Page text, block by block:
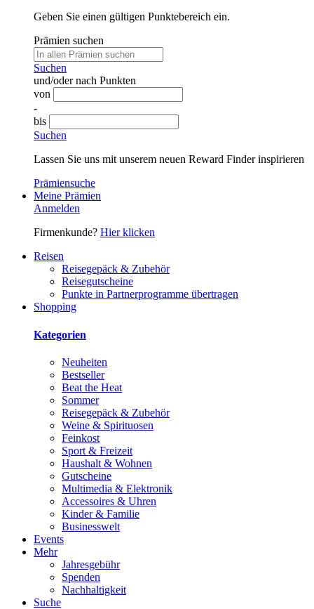
Geben Sie einen gültigen Punktebereich ein.
Prämien suchen
Suchen
und/oder nach Punkten
von
-
bis
Suchen
Lassen Sie uns mit unserem neuen Reward Finder inspirieren
Prämiensuche
Meine Prämien
Anmelden
Firmenkunde? Hier klicken
Reisen
Reisegepäck & Zubehör
Reisegutscheine
Punkte in Partnerprogramme übertragen
Shopping
Kategorien
Neuheiten
Bestseller
Beat the Heat
Sommer
Reisegepäck & Zubehör
Weine & Spirituosen
Feinkost
Sport & Freizeit
Haushalt & Wohnen
Gutscheine
Multimedia & Elektronik
Accessoires & Uhren
Kinder & Familie
Businesswelt
Events
Mehr
Jahresgebühr
Spenden
Nachhaltigkeit
Suche